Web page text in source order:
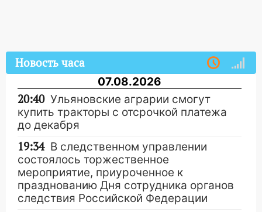
Новость часа
07.08.2026
20:40 Ульяновские аграрии смогут
купить тракторы с отсрочкой платежа
до декабря
19:34 В следственном управлении
состоялось торжественное
мероприятие, приуроченное к
празднованию Дня сотрудника органов
следствия Российской Федерации